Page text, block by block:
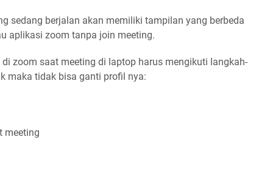
sedang berjalan akan memiliki tampilan yang berbeda
aplikasi zoom tanpa join meeting.
zoom saat meeting di laptop harus mengikuti langkah-
maka tidak bisa ganti profil nya:
meeting